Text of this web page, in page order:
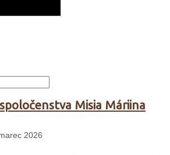
Misia Máriina
2026